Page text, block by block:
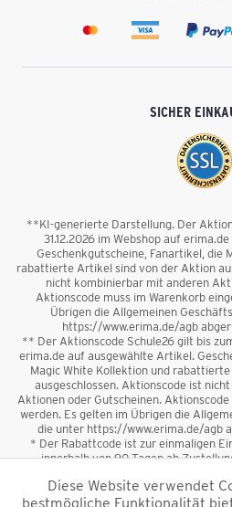
SICHER
**KI-generierte Darstellung. Der
31.12.2026 im Webshop auf
Geschenkgutscheine, Fanartikel, die
rabattierte Artikel sind von der Aktion
nicht kombinierbar mit anderen
Aktionscode muss im Warenkorb
Übrigen die Allgemeinen
https://www.erima.de/agb
** Der Aktionscode Schule26 gilt bis
erima.de auf ausgewählte Artikel.
Magic White Kollektion und
ausgeschlossen. Aktionscode ist
Aktionen oder Gutscheinen.
werden. Es gelten im Übrigen die
die unter https://www.erima.de/agb
* Der Rabattcode ist zur einmaligen
innerhalb von 90 Tagen ab
sowie Geschenkgutscheine sind vom
Rabattcode ist nicht mit anderen
Diese Website verwendet
bestmögliche Funktionalität